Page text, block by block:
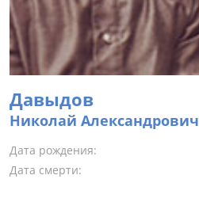
Давыдов
Николай Александрович
Дата рождения:
Дата смерти: